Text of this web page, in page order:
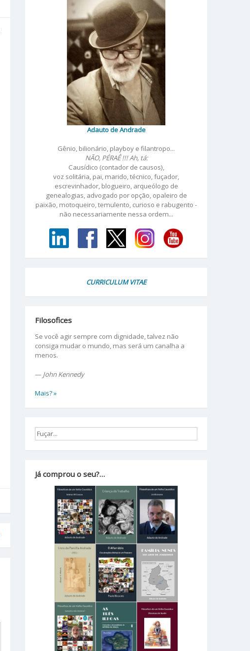
Adauto de Andrade
Gênio, bilionário, playboy e filantropo...
NÃO, PÉRAÊ !!! Ah, tá:
Causídico (contador de causos),
voz solitária, pai, marido, técnico, fuçador,
escrevinhador, blogueiro, arqueólogo de
genealogias, advogado por opção, opaleiro de
paixão, motoqueiro, temulento, curioso e rabugento -
não necessariamente nessa ordem...
CURRICULUM VITAE
Filosofices
Se você agir sempre com dignidade, talvez não
consiga mudar o mundo, mas será um canalha a
menos.
— John Kennedy
Mais? »
Já comprou o seu?…